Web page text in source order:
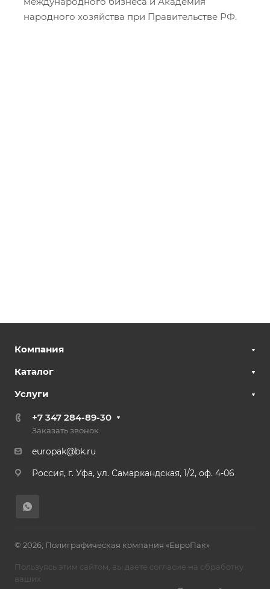
народного хозяйства при Правительстве РФ.
Компания
Каталог
Услуги
+7 347 284-89-30
Заказать звонок
europak@bk.ru
Россия, г. Уфа, ул. Самаркандская, 1/2, оф. 4-06
© 2026, Полиграфическая компания «ЕвроПак»
Пользуясь этим сайтом, вы даете согласие на обработку
ваших